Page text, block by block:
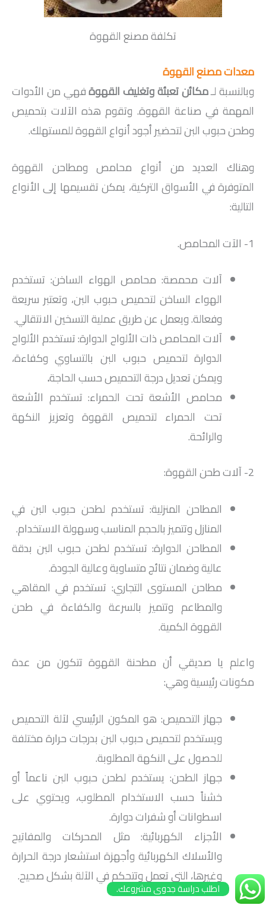
تكلفة مصنع القهوة
معدات مصنع القهوة
وبالنسبة لـمكائن تعبئة وتغليف القهوةفهي من الأدوات
المهمة في صناعة القهوة. وتقوم هذه الآلات بتحميص
وطحن حبوب البن لتحضير أجود أنواع القهوة للمستهلك.
وهناك العديد من أنواع محامص ومطاحن القهوة
المتوفرة في الأسواق التركية، يمكن تقسيمها إلى الأنواع
التالية:
1- الآت المحامص.
آلات محمصة: محامص الهواء الساخن: تستخدم
الهواء الساخن لتحميص حبوب البن، وتعتبر سريعة
وفعالة. ويعمل عن طريق عملية التسخين الانتقالي.
آلات المحامص ذات الألواح الدوارة: تستخدم الألواح
الدوارة لتحميص حبوب البن بالتساوي وكفاءة،
ويمكن تعديل درجة التحميص حسب الحاجة.
محامص الأشعة تحت الحمراء: تستخدم الأشعة
تحت الحمراء لتحميص القهوة وتعزيز النكهة
والرائحة.
2- آلات طحن القهوة:
المطاحن المنزلية: تستخدم لطحن حبوب البن في
المنازل وتتميز بالحجم المناسب وسهولة الاستخدام.
المطاحن الدوارة: تستخدم لطحن حبوب البن بدقة
عالية وضمان نتائج متساوية وعالية الجودة.
مطاحن المستوى التجاري: تستخدم في المقاهي
والمطاعم وتتميز بالسرعة والكفاءة في طحن
القهوة الكمية.
واعلم يا صديقي أن مطحنة القهوة تتكون من عدة
مكونات رئيسية وهي:
جهاز التحميص: هو المكون الرئيسي لآلة التحميص
ويستخدم لتحميص حبوب البن بدرجات حرارة مختلفة
للحصول على النكهة المطلوبة.
جهاز الطحن: يستخدم لطحن حبوب البن ناعماً أو
خشناً حسب الاستخدام المطلوب، ويحتوي على
اسطوانات أو شفرات دوارة.
الأجزاء الكهربائية: مثل المحركات والمفاتيح
والأسلاك الكهربائية وأجهزة استشعار درجة الحرارة
وغيرها، التي تعمل وتتحكم في الآلة بشكل صحيح.
اطلب دراسة جدوى مشروعك.